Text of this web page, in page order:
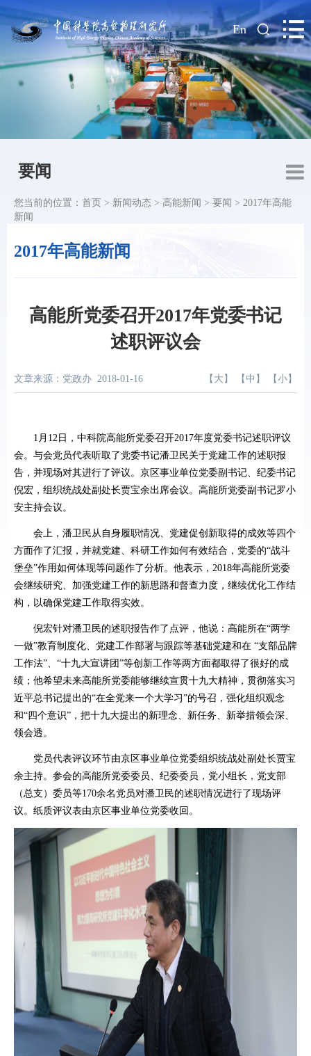
| En
要闻
2017年高能新闻
您当前的位置： 首页 > 新闻动态 > 高能新闻 > 要闻 > 2017年高能
新闻
高能所党委召开2017年党委书记
述职评议会
文章来源：党政办 2018-01-16 【 大 】 【 中 】 【 小 】
1月12日，中科院高能所党委召开2017年度党委书记述职评议
会。与会党员代表听取了党委书记潘卫民关于党建工作的述职报
告，并现场对其进行了评议。京区事业单位党委副书记、纪委书记
倪宏，组织统战处副处长贾宝余出席会议。高能所党委副书记罗小
安主持会议。
会上，潘卫民从自身履职情况、党建促创新取得的成效等四个
方面作了汇报，并就党建、科研工作如何有效结合，党委的“战斗
堡垒”作用如何体现等问题作了分析。他表示，2018年高能所党委
会继续研究、加强党建工作的新思路和督查力度，继续优化工作结
构，以确保党建工作取得实效。
倪宏针对潘卫民的述职报告作了点评，他说：高能所在“两学
一做”教育制度化、党建工作部署与跟踪等基础党建和在 “支部品牌
工作法”、“十九大宣讲团”等创新工作等两方面都取得了很好的成
绩；他希望未来高能所党委能够继续宣贯十九大精神，贯彻落实习
近平总书记提出的“在全党来一个大学习”的号召，强化组织观念
和“四个意识”，把十九大提出的新理念、新任务、新举措领会深、
领会透。
党员代表评议环节由京区事业单位党委组织统战处副处长贾宝
余主持。参会的高能所党委委员、纪委委员，党小组长，党支部
（总支）委员等170余名党员对潘卫民的述职情况进行了现场评
议。纸质评议表由京区事业单位党委收回。